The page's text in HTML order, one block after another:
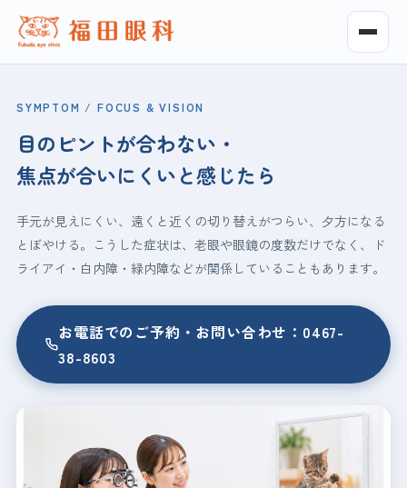
SYMPTOM / FOCUS & VISION
目のピントが合わない・
焦点が合いにくいと感じたら
手元が見えにくい、遠くと近くの切り替えがつらい、夕方になる
とぼやける。こうした症状は、老眼や眼鏡の度数だけでなく、ド
ライアイ・白内障・緑内障などが関係していることもあります。
お電話でのご予約・お問い合わせ：0467-
38-8603